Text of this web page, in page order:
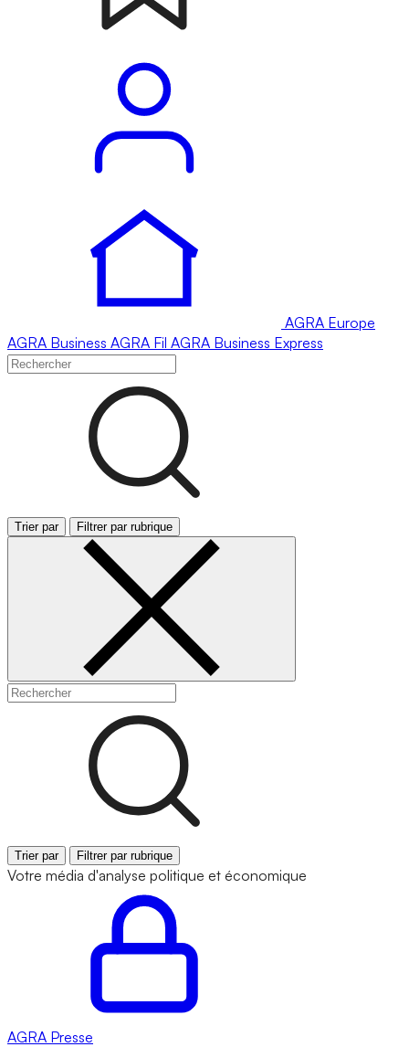
AGRA Europe
AGRA Business AGRA Fil AGRA Business Express
Trier par Filtrer par rubrique
Trier par Filtrer par rubrique
Votre média d'analyse politique et économique
AGRA Presse